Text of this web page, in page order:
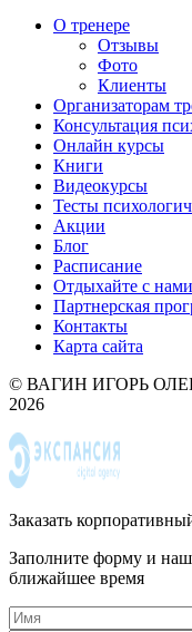
О тренере
Отзывы
Фото
Клиенты
Организаторам
Консультация
Онлайн курсы
Книги
Видеокурсы
Тесты
Акции
Блог
Расписание
Отдыхайте с нами
Партнерская
Контакты
Карта сайта
© ВАГИН ИГОРЬ
2026
Заказать
Заполните форму и
ближайшее время